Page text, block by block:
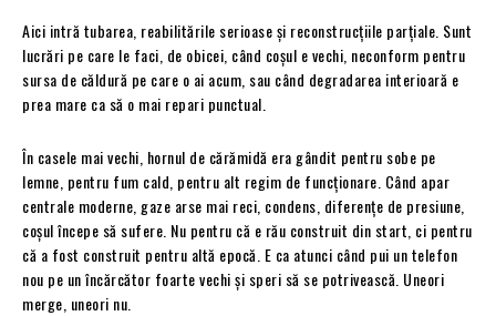
Aici intră tubarea, reabilitările serioase și reconstrucțiile parțiale. Sunt
lucrări pe care le faci, de obicei, când coșul e vechi, neconform pentru
sursa de căldură pe care o ai acum, sau când degradarea interioară e
prea mare ca să o mai repari punctual.
În casele mai vechi, hornul de cărămidă era gândit pentru sobe pe
lemne, pentru fum cald, pentru alt regim de funcționare. Când apar
centrale moderne, gaze arse mai reci, condens, diferențe de presiune,
coșul începe să sufere. Nu pentru că e rău construit din start, ci pentru
că a fost construit pentru altă epocă. E ca atunci când pui un telefon
nou pe un încărcător foarte vechi și speri să se potrivească. Uneori
merge, uneori nu.